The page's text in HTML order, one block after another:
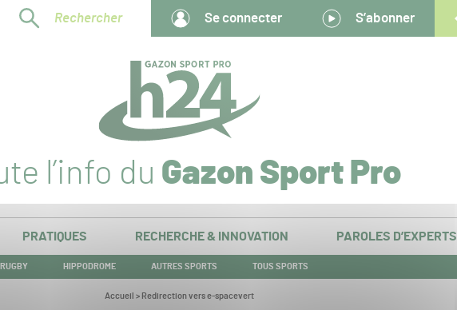
Rechercher Se connecter S’abonner
l’info du Gazon Sport Pro
PRATIQUES RECHERCHE & INNOVATION PAROLES D’EXPERTS
RUGBY HIPPODROME AUTRES SPORTS TOUS SPORTS
Vous
Accueil > Redirection vers e-spacevert